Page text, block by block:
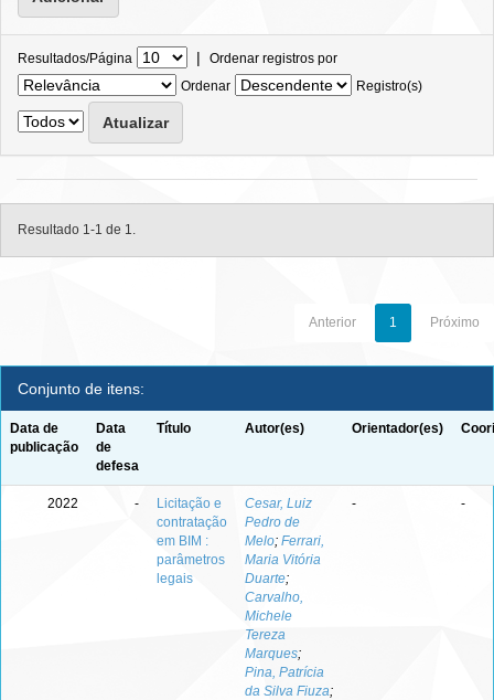
Resultados/Página | Ordenar registros por
Ordenar
Registro(s)
Resultado 1-1 de 1.
Anterior 1 Próximo
Conjunto de itens:
Data de
publicação
Data
de
defesa
Título Autor(es) Orientador(es)
2022 -
Licitação e
contratação
em BIM :
parâmetros
legais
Cesar, Luiz
Pedro de
Melo; Ferrari,
Maria Vitória
Duarte;
Carvalho,
Michele
Tereza
Marques;
Pina, Patrícia
da Silva Fiuza;
- -